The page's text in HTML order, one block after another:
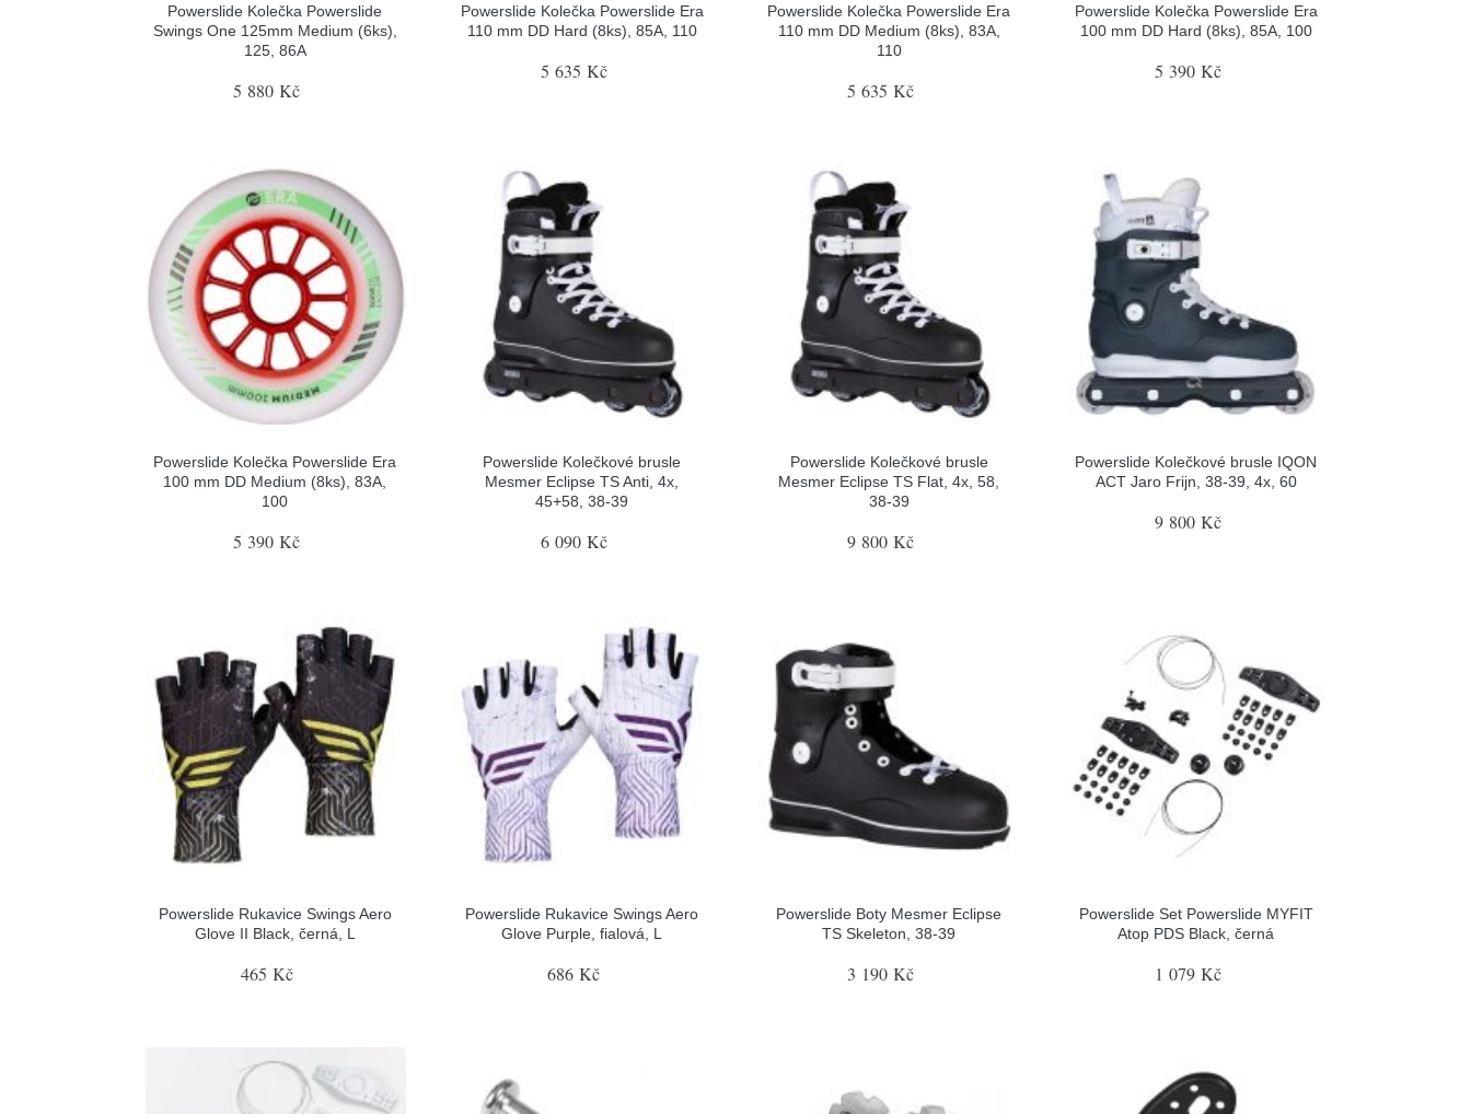
Powerslide Kolečka Powerslide
Swings One 125mm Medium (6ks),
125, 86A
5 880 Kč
Powerslide Kolečka Powerslide Era
110 mm DD Hard (8ks), 85A, 110
5 635 Kč
Powerslide Kolečka Powerslide Era
110 mm DD Medium (8ks), 83A,
110
5 635 Kč
Powerslide Kolečka Powerslide Era
100 mm DD Hard (8ks), 85A, 100
5 390 Kč
Powerslide Kolečka Powerslide Era
100 mm DD Medium (8ks), 83A,
100
5 390 Kč
Powerslide Kolečkové brusle
Mesmer Eclipse TS Anti, 4x,
45+58, 38-39
6 090 Kč
Powerslide Kolečkové brusle
Mesmer Eclipse TS Flat, 4x, 58,
38-39
9 800 Kč
Powerslide Kolečkové brusle IQON
ACT Jaro Frijn, 38-39, 4x, 60
9 800 Kč
Powerslide Rukavice Swings Aero
Glove II Black, černá, L
465 Kč
Powerslide Rukavice Swings Aero
Glove Purple, fialová, L
686 Kč
Powerslide Boty Mesmer Eclipse
TS Skeleton, 38-39
3 190 Kč
Powerslide Set Powerslide MYFIT
Atop PDS Black, černá
1 079 Kč